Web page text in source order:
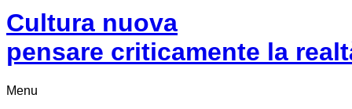
Cultura nuova
pensare criticamente la
Menu